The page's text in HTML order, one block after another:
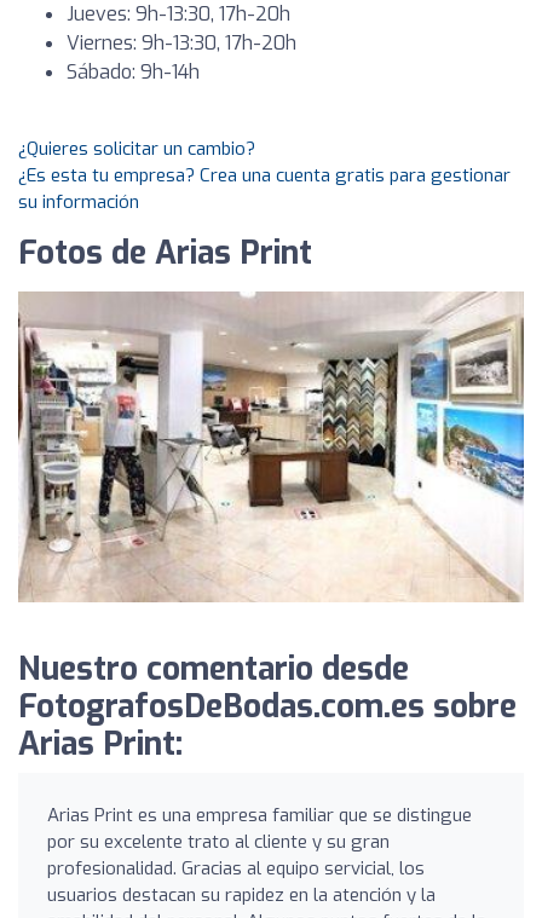
Jueves: 9h-13:30, 17h-20h
Viernes: 9h-13:30, 17h-20h
Sábado: 9h-14h
¿Quieres solicitar un cambio?
¿Es esta tu empresa? Crea una cuenta gratis para gestionar
su información
Fotos de Arias Print
Nuestro comentario desde
FotografosDeBodas.com.es sobre
Arias Print:
Arias Print es una empresa familiar que se distingue
por su excelente trato al cliente y su gran
profesionalidad. Gracias al equipo servicial, los
usuarios destacan su rapidez en la atención y la